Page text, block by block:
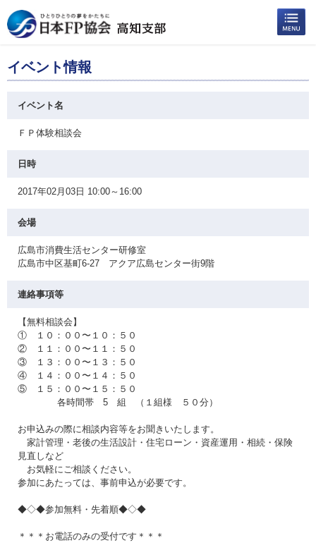
イベント情報
イベント名
ＦＰ体験相談会
日時
2017年02月03日 10:00～16:00
会場
広島市消費生活センター研修室
広島市中区基町6-27 アクア広島センター街9階
連絡事項等
【無料相談会】
① １０：００〜１０：５０
② １１：００〜１１：５０
③ １３：００〜１３：５０
④ １４：００〜１４：５０
⑤ １５：００〜１５：５０
各時間帯 5 組 （１組様 ５０分）
お申込みの際に相談内容等をお聞きいたします。
家計管理・老後の生活設計・住宅ローン・資産運用・相続・保険
見直しなど
お気軽にご相談ください。
参加にあたっては、事前申込が必要です。
◆◇◆参加無料・先着順◆◇◆
＊＊＊お電話のみの受付です＊＊＊